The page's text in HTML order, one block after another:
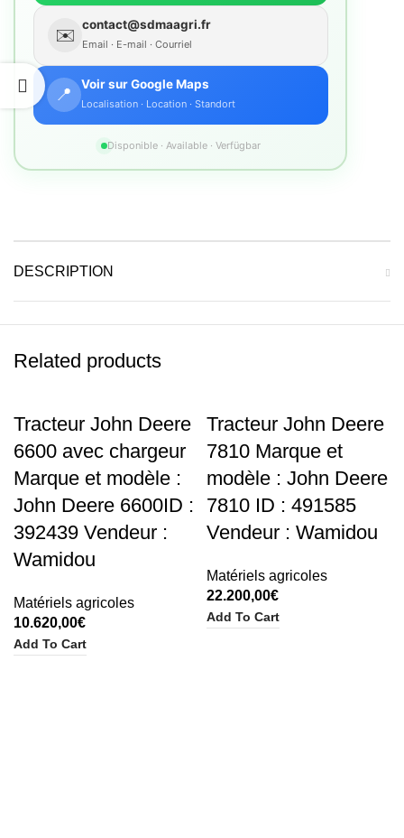
✉️
contact@sdmaagri.fr
Email · E-mail · Courriel
📍
Voir sur Google Maps
Localisation · Location · Standort
Disponible · Available · Verfügbar
DESCRIPTION
Related products
Tracteur John Deere
6600 avec chargeur
Marque et modèle :
John Deere 6600ID :
392439 Vendeur :
Wamidou
Matériels agricoles
10.620,00€
Add To Cart
Tracteur John Deere
7810 Marque et
modèle : John Deere
7810 ID : 491585
Vendeur : Wamidou
Matériels agricoles
22.200,00€
Add To Cart